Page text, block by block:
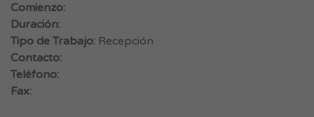
Comienzo:
Duración:
Tipo de Trabajo: Recepción
Contacto:
Teléfono:
Fax: